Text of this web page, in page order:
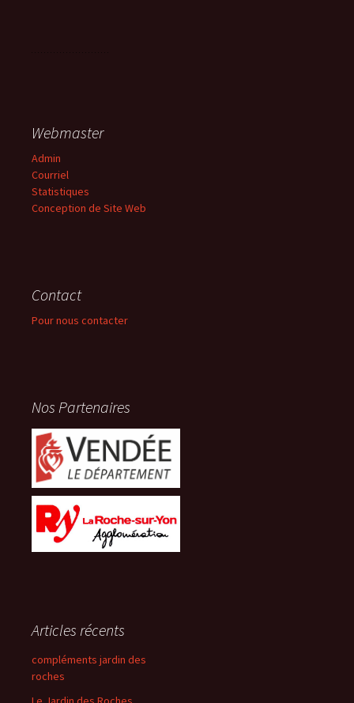
Webmaster
Admin
Courriel
Statistiques
Conception de Site Web
Contact
Pour nous contacter
Nos Partenaires
Articles récents
compléments jardin des
roches